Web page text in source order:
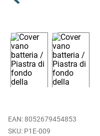
EAN: 8052679454853
P1E-009